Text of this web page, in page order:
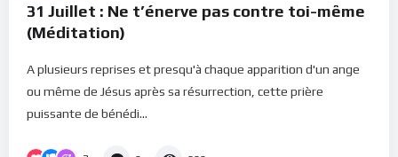
31 Juillet : Ne t’énerve pas contre toi-même
(Méditation)
A plusieurs reprises et presqu'à chaque apparition d'un ange
ou même de Jésus après sa résurrection, cette prière
puissante de bénédi...